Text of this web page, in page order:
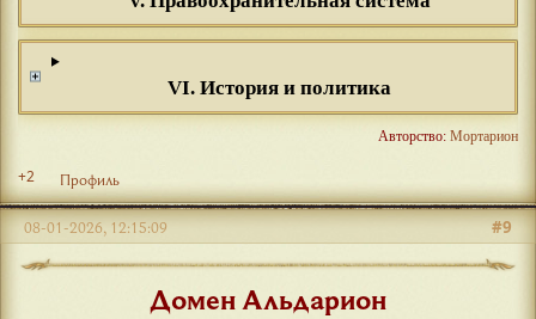
VI. История и политика
Авторство: Мортарион
+2 Профиль
#9
08-01-2026, 12:15:09
Домен Альдарион